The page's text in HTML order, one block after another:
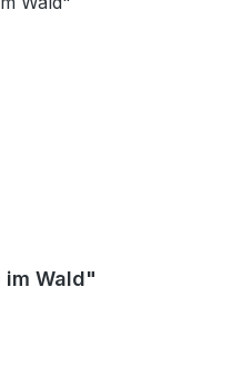
Wald"